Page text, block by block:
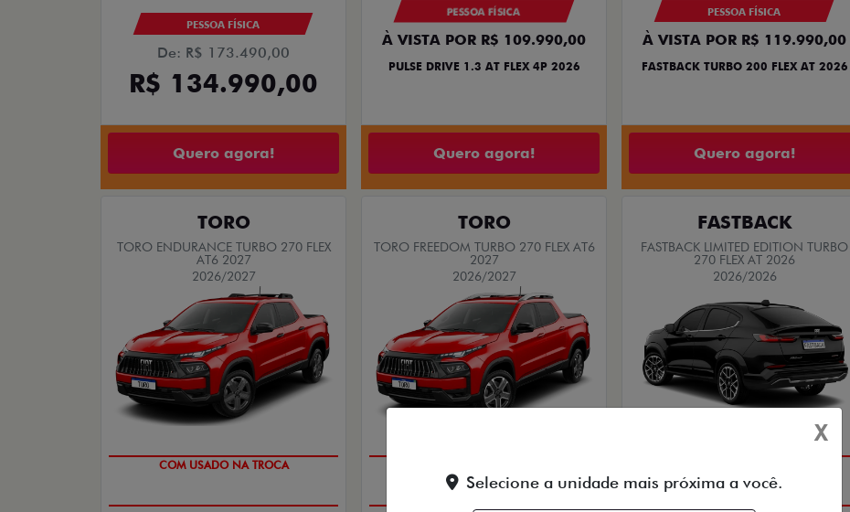
PESSOA FÍSICA
De: R$ 173.490,00
R$ 134.990,00
Quero agora!
PESSOA FÍSICA
À VISTA POR R$ 109.990,00
PULSE DRIVE 1.3 AT FLEX 4P 2026
Quero agora!
PESSOA FÍSICA
À VISTA POR R$ 119.990,00
FASTBACK TURBO 200 FLEX AT 2026
Quero agora!
TORO
TORO ENDURANCE TURBO 270 FLEX
AT6 2027
2026/2027
COM USADO NA TROCA
TORO
TORO FREEDOM TURBO 270 FLEX AT6
2027
2026/2027
FASTBACK
FASTBACK LIMITED EDITION TURBO
270 FLEX AT 2026
2026/2026
X
Selecione a unidade mais próxima a você.